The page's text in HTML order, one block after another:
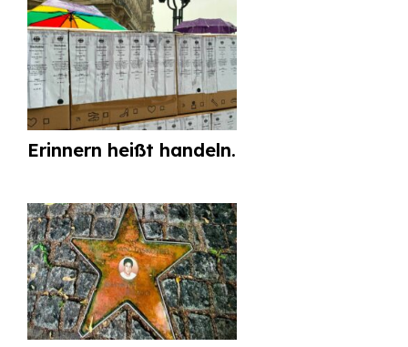
Erinnern heißt handeln.